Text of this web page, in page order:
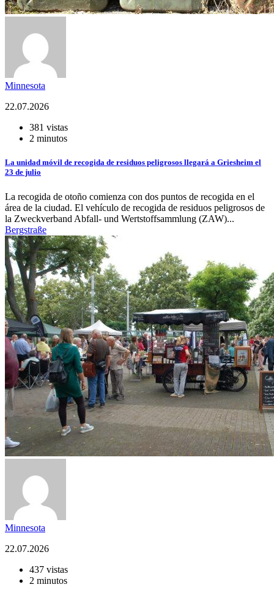
Minnesota
22.07.2026
381 vistas
2 minutos
La unidad móvil de recogida de residuos peligrosos llegará a Griesheim el
23 de julio
La recogida de otoño comienza con dos puntos de recogida en el
área de la ciudad. El vehículo de recogida de residuos peligrosos de
la Zweckverband Abfall- und Wertstoffsammlung (ZAW)...
Bergstraße
Minnesota
22.07.2026
437 vistas
2 minutos